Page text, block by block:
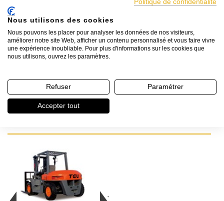
Télécharger la documentation
Politique de confidentialité
Nous utilisons des cookies
Nous pouvons les placer pour analyser les données de nos visiteurs,
améliorer notre site Web, afficher un contenu personnalisé et vous faire vivre
une expérience inoubliable. Pour plus d'informations sur les cookies que
nous utilisons, ouvrez les paramètres.
Refuser Paramétrer
Accepter tout